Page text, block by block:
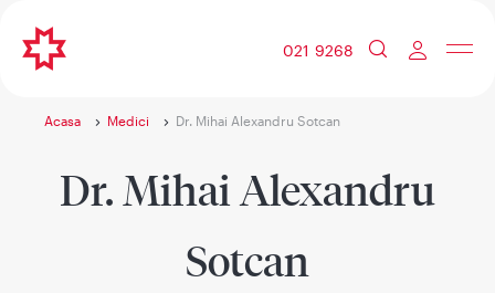
021 9268
Acasa Medici Dr. Mihai Alexandru Sotcan
Dr. Mihai Alexandru
Sotcan